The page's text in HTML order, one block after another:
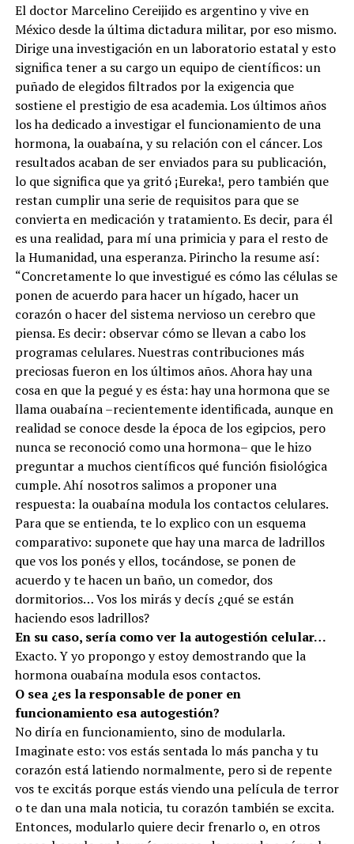
El doctor Marcelino Cereijido es argentino y vive en
México desde la última dictadura militar, por eso mismo.
Dirige una investigación en un laboratorio estatal y esto
significa tener a su cargo un equipo de científicos: un
puñado de elegidos filtrados por la exigencia que
sostiene el prestigio de esa academia. Los últimos años
los ha dedicado a investigar el funcionamiento de una
hormona, la ouabaína, y su relación con el cáncer. Los
resultados acaban de ser enviados para su publicación,
lo que significa que ya gritó ¡Eureka!, pero también que
restan cumplir una serie de requisitos para que se
convierta en medicación y tratamiento. Es decir, para él
es una realidad, para mí una primicia y para el resto de
la Humanidad, una esperanza. Pirincho la resume así:
“Concretamente lo que investigué es cómo las células se
ponen de acuerdo para hacer un hígado, hacer un
corazón o hacer del sistema nervioso un cerebro que
piensa. Es decir: observar cómo se llevan a cabo los
programas celulares. Nuestras contribuciones más
preciosas fueron en los últimos años. Ahora hay una
cosa en que la pegué y es ésta: hay una hormona que se
llama ouabaína –recientemente identificada, aunque en
realidad se conoce desde la época de los egipcios, pero
nunca se reconoció como una hormona– que le hizo
preguntar a muchos científicos qué función fisiológica
cumple. Ahí nosotros salimos a proponer una
respuesta: la ouabaína modula los contactos celulares.
Para que se entienda, te lo explico con un esquema
comparativo: suponete que hay una marca de ladrillos
que vos los ponés y ellos, tocándose, se ponen de
acuerdo y te hacen un baño, un comedor, dos
dormitorios… Vos los mirás y decís ¿qué se están
haciendo esos ladrillos?
En su caso, sería como ver la autogestión celular…
Exacto. Y yo propongo y estoy demostrando que la
hormona ouabaína modula esos contactos.
O sea ¿es la responsable de poner en
funcionamiento esa autogestión?
No diría en funcionamiento, sino de modularla.
Imaginate esto: vos estás sentada lo más pancha y tu
corazón está latiendo normalmente, pero si de repente
vos te excitás porque estás viendo una película de terror
o te dan una mala noticia, tu corazón también se excita.
Entonces, modularlo quiere decir frenarlo o, en otros